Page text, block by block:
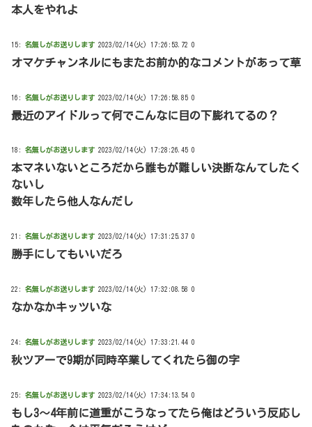
本人をやれよ
15: 名無しがお送りします 2023/02/14(火) 17:26:53.72 0
オマケチャンネルにもまたお前か的なコメントがあって草
16: 名無しがお送りします 2023/02/14(火) 17:26:58.85 0
最近のアイドルって何でこんなに目の下膨れてるの？
18: 名無しがお送りします 2023/02/14(火) 17:28:26.45 0
本マネいないところだから誰もが難しい決断なんてしたく
ないし
数年したら他人なんだし
21: 名無しがお送りします 2023/02/14(火) 17:31:25.37 0
勝手にしてもいいだろ
22: 名無しがお送りします 2023/02/14(火) 17:32:08.58 0
なかなかキッツいな
24: 名無しがお送りします 2023/02/14(火) 17:33:21.44 0
秋ツアーで9期が同時卒業してくれたら御の字
25: 名無しがお送りします 2023/02/14(火) 17:34:13.54 0
もし3～4年前に道重がこうなってたら俺はどういう反応し